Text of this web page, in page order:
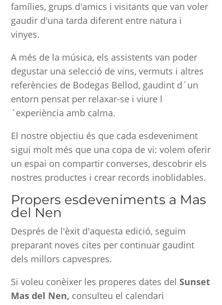
famílies, grups d'amics i visitants que van voler
gaudir d'una tarda diferent entre natura i
vinyes.
A més de la música, els assistents van poder
degustar una selecció de vins, vermuts i altres
referències de Bodegas Bellod, gaudint d´un
entorn pensat per relaxar-se i viure l
´experiència amb calma.
El nostre objectiu és que cada esdeveniment
sigui molt més que una copa de vi: volem oferir
un espai on compartir converses, descobrir els
nostres productes i crear records inoblidables.
Propers esdeveniments a Mas
del Nen
Després de l'èxit d'aquesta edició, seguim
preparant noves cites per continuar gaudint
dels millors capvespres.
Si voleu conèixer les properes dates delSunset
Mas del Nen, consulteu el calendari